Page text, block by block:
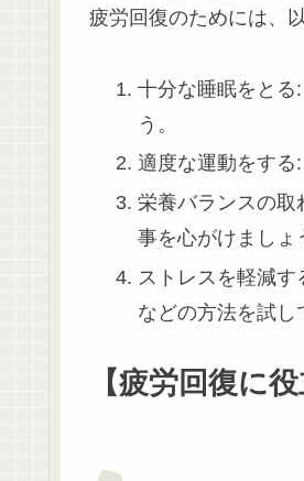
疲労回復のためには、
十分な睡眠をとる
う。
適度な運動をする
栄養バランスの取
事を心がけましょ
ストレスを軽減
などの方法を試し
【疲労回復に